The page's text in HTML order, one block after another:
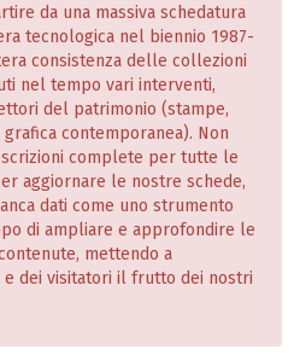
da una massiva schedatura
tecnologica nel biennio 1987-
consistenza delle collezioni
nel tempo vari interventi,
del patrimonio (stampe,
contemporanea). Non
complete per tutte le
aggiornare le nostre schede,
dati come uno strumento
di ampliare e approfondire le
mettendo a
dei visitatori il frutto dei nostri